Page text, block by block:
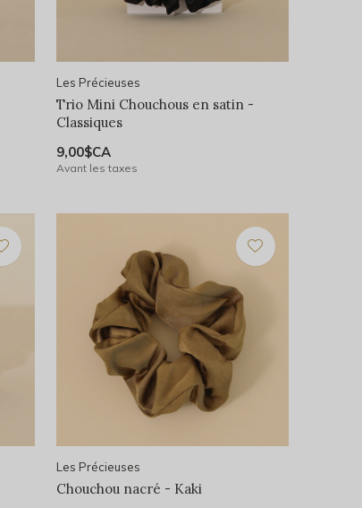
Les Précieuses
Trio Mini Chouchous en satin -
Classiques
9,00$CA
Avant les taxes
Les Précieuses
Chouchou nacré - Kaki